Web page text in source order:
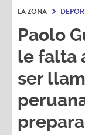
Paolo
le falta
ser
Paolo